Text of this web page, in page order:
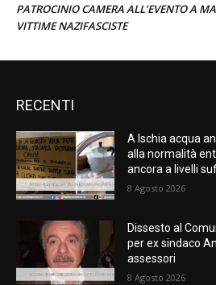
PATROCINIO CAMERA ALL’EVENTO A
VITTIME NAZIFASCISTE
RECENTI
A Ischia acqua
alla normalità
ancora a livelli
8 Agosto 2026
Dissesto al
per ex sindaco
assessori
8 Agosto 2026